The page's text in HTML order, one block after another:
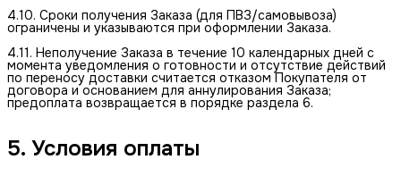
4.10. Сроки получения Заказа (для ПВЗ/самовывоза)
ограничены и указываются при оформлении Заказа.
4.11. Неполучение Заказа в течение 10 календарных дней с
момента уведомления о готовности и отсутствие действий
по переносу доставки считается отказом Покупателя от
договора и основанием для аннулирования Заказа;
предоплата возвращается в порядке раздела 6.
5. Условия оплаты